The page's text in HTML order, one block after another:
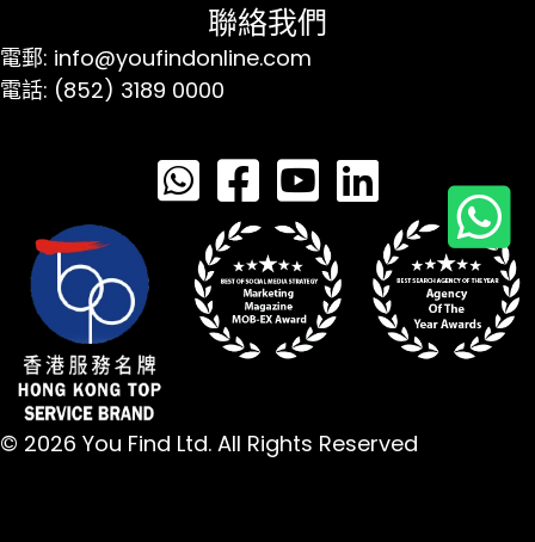
聯絡我們
電郵: info@youfindonline.com
電話: (852) 3189 0000
© 2026 You Find Ltd. All Rights Reserved